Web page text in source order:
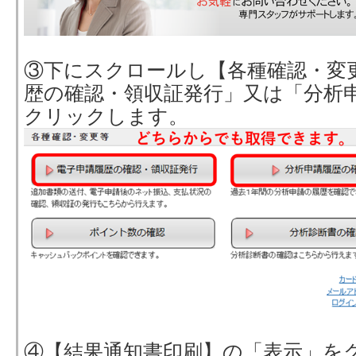
③下にスクロールし【各種確認・変
歴の確認・領収証発行」又は「分析
クリックします。
④【結果通知書印刷】の「表示」を